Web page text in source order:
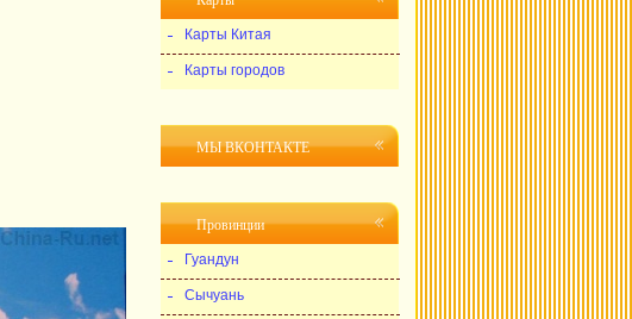
Карты Китая
Карты городов
МЫ ВКОНТАКТЕ
Провинции
Гуандун
Сычуань